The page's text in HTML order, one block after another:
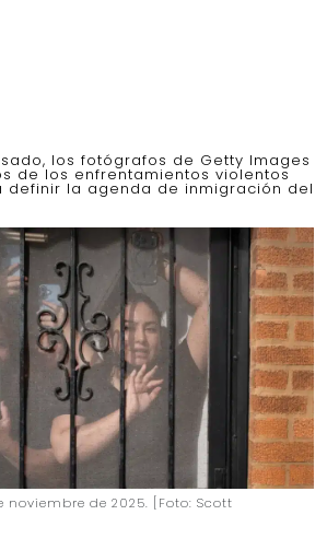
los fotógrafos de Getty Images
de los enfrentamientos violentos
definir la agenda de inmigración del
de 2025. [Foto: Scott